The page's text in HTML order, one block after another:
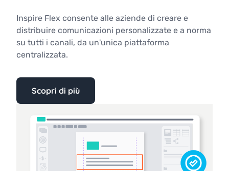
Inspire Flex consente alle aziende di creare e
distribuire comunicazioni personalizzate e a norma
su tutti i canali, da un'unica piattaforma
centralizzata.
Scopri di più